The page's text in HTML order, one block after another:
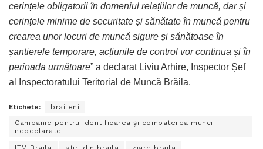
cerințele obligatorii în domeniul relațiilor de muncă, dar și
cerințele minime de securitate și sănătate în muncă pentru
crearea unor locuri de muncă sigure și sănătoase în
șantierele temporare, acțiunile de control vor continua și în
perioada următoare” a declarat Liviu Arhire, Inspector Șef
al Inspectoratului Teritorial de Muncă Brăila.
Etichete:
braileni
Campanie pentru identificarea și combaterea muncii
nedeclarate